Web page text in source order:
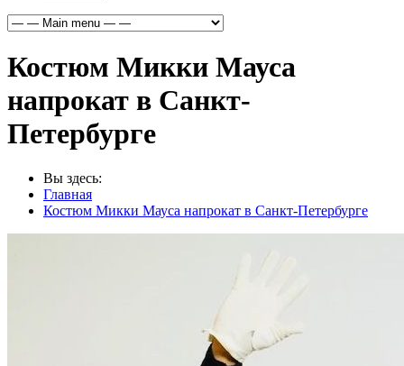
Костюм Микки Мауса
напрокат в Санкт-
Петербурге
Вы здесь:
Главная
Костюм Микки Мауса напрокат в Санкт-Петербурге